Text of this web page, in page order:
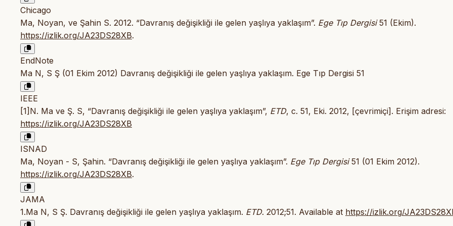
Chicago
Ma, Noyan, ve Şahin S. 2012. “Davranış değişikliği ile gelen yaşlıya yaklaşım”. Ege Tıp Dergisi51 (Ekim).
https://izlik.org/JA23DS28XB.
EndNote
Ma N, S Ş (01 Ekim 2012) Davranış değişikliği ile gelen yaşlıya yaklaşım. Ege Tıp Dergisi 51
IEEE
[1]N. Ma ve Ş. S, “Davranış değişikliği ile gelen yaşlıya yaklaşım”, ETD, c. 51, Eki. 2012, [çevrimiçi]. Erişim adresi:
https://izlik.org/JA23DS28XB
ISNAD
Ma, Noyan - S, Şahin. “Davranış değişikliği ile gelen yaşlıya yaklaşım”. Ege Tıp Dergisi51 (01 Ekim 2012).
https://izlik.org/JA23DS28XB.
JAMA
1.Ma N, S Ş. Davranış değişikliği ile gelen yaşlıya yaklaşım. ETD. 2012;51. Available at https://izlik.org/